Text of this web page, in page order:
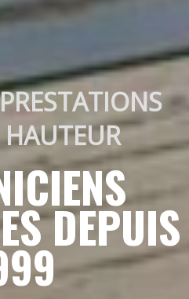
HAUTEUR
DEPUIS